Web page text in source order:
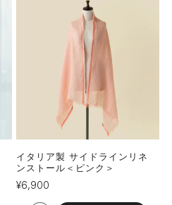
イタリア製 サイドラインリネ
ンストール＜ピンク＞
¥6,900